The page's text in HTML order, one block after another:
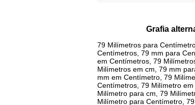
Grafia
79 Milímetros para
Centímetros, 79 mm para
em Centímetros, 79
Milímetros em cm, 79 mm
mm em Centímetro, 79
Centímetros, 79 Milímetro
Milímetro para cm, 79
Milímetro para Centímetro,